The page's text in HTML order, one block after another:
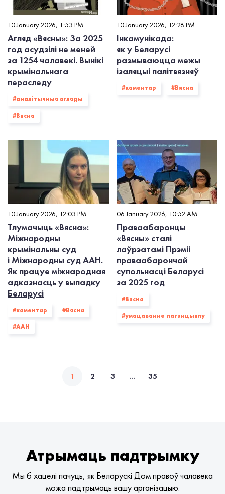
10 January 2026, 1:53 PM
Агляд «Вясны»: За 2025
год асудзілі не меней
за 1254 чалавекі. Вынікі
крымінальнага
пераследу
#аналітычныя агляды
#Вясна
10 January 2026, 12:28 PM
Інкамунікада:
як у Беларусі
размываюцца межы
ізаляцыі палітвязняў
#каментар #Вясна
10 January 2026, 12:03 PM
Тлумачыць «Вясна»:
Міжнародны
крымінальны суд
і Міжнародны суд ААН.
Як працуе міжнародная
адказнасць у выпадку
Беларусі
#каментар #Вясна
#ААН
06 January 2026, 10:52 AM
Праваабаронцы
«Вясны» сталі
лаўрэатамі Прэміі
праваабарончай
супольнасці Беларусі
за 2025 год
#Вясна
#умацаванне патэнцыялу
1 2 3 ... 35
Атрымаць падтрымку
Мы б хацелі пачуць, як Беларускі Дом правоў чалавека
можа падтрымаць вашу арганізацыю.